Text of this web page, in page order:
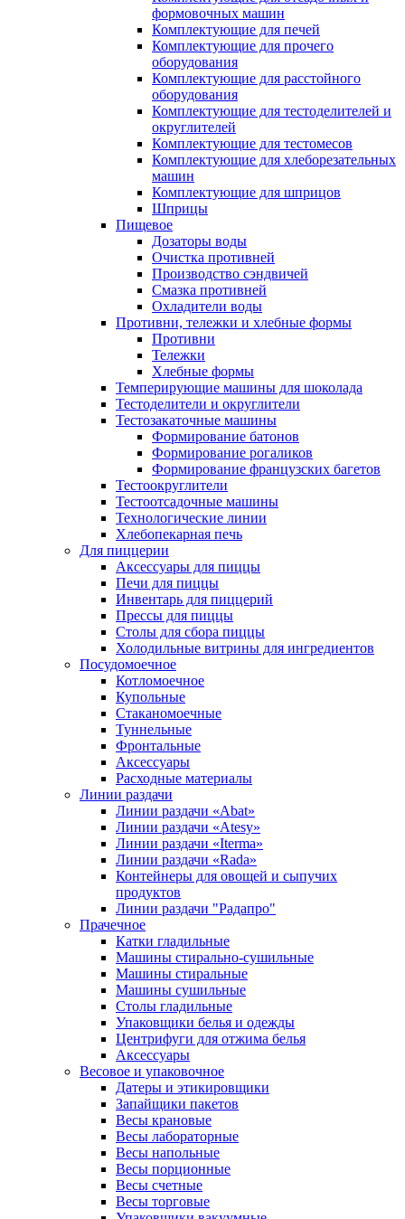
формовочных машин
Комплектующие для печей
Комплектующие для прочего
оборудования
Комплектующие для расстойного
оборудования
Комплектующие для тестоделителей и
округлителей
Комплектующие для тестомесов
Комплектующие для хлеборезательных
машин
Комплектующие для шприцов
Шприцы
Пищевое
Дозаторы воды
Очистка противней
Производство сэндвичей
Смазка противней
Охладители воды
Противни, тележки и хлебные формы
Противни
Тележки
Хлебные формы
Темперирующие машины для шоколада
Тестоделители и округлители
Тестозакаточные машины
Формирование батонов
Формирование рогаликов
Формирование французских багетов
Тестоокруглители
Тестоотсадочные машины
Технологические линии
Хлебопекарная печь
Для пиццерии
Аксессуары для пиццы
Печи для пиццы
Инвентарь для пиццерий
Прессы для пиццы
Столы для сбора пиццы
Холодильные витрины для ингредиентов
Посудомоечное
Котломоечное
Купольные
Стаканомоечные
Туннельные
Фронтальные
Аксессуары
Расходные материалы
Линии раздачи
Линии раздачи «Abat»
Линии раздачи «Atesy»
Линии раздачи «Iterma»
Линии раздачи «Rada»
Контейнеры для овощей и сыпучих
продуктов
Линии раздачи "Радапро"
Прачечное
Катки гладильные
Машины стирально-сушильные
Машины стиральные
Машины сушильные
Столы гладильные
Упаковщики белья и одежды
Центрифуги для отжима белья
Аксессуары
Весовое и упаковочное
Датеры и этикировщики
Запайщики пакетов
Весы крановые
Весы лабораторные
Весы напольные
Весы порционные
Весы счетные
Весы торговые